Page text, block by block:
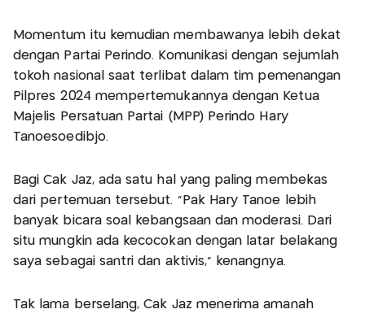
Momentum itu kemudian membawanya lebih dekat
dengan Partai Perindo. Komunikasi dengan sejumlah
tokoh nasional saat terlibat dalam tim pemenangan
Pilpres 2024 mempertemukannya dengan Ketua
Majelis Persatuan Partai (MPP) Perindo Hary
Tanoesoedibjo.
Bagi Cak Jaz, ada satu hal yang paling membekas
dari pertemuan tersebut. “Pak Hary Tanoe lebih
banyak bicara soal kebangsaan dan moderasi. Dari
situ mungkin ada kecocokan dengan latar belakang
saya sebagai santri dan aktivis,” kenangnya.
Tak lama berselang, Cak Jaz menerima amanah